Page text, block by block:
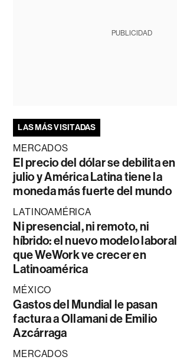
PUBLICIDAD
LAS MÁS VISITADAS
MERCADOS
El precio del dólar se debilita en
julio y América Latina tiene la
moneda más fuerte del mundo
LATINOAMÉRICA
Ni presencial, ni remoto, ni
híbrido: el nuevo modelo laboral
que WeWork ve crecer en
Latinoamérica
MÉXICO
Gastos del Mundial le pasan
factura a Ollamani de Emilio
Azcárraga
MERCADOS